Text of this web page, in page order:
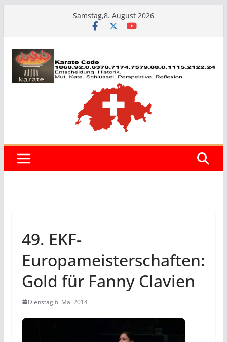
Samstag,8. August 2026
49. EKF-
Europameisterschaften:
Gold für Fanny Clavien
Dienstag,6. Mai 2014